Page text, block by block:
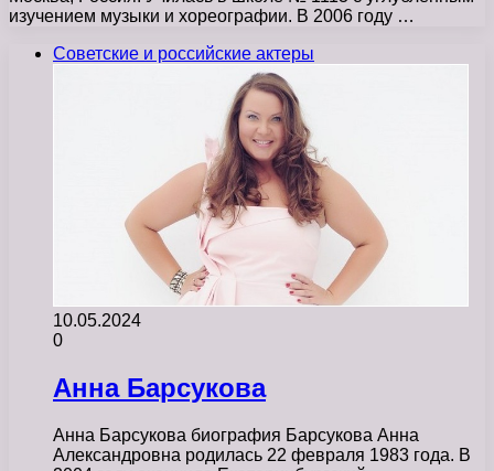
изучением музыки и хореографии. В 2006 году …
Советские и российские актеры
10.05.2024
0
Анна Барсукова
Анна Барсукова биография Барсукова Анна
Александровна родилась 22 февраля 1983 года. В